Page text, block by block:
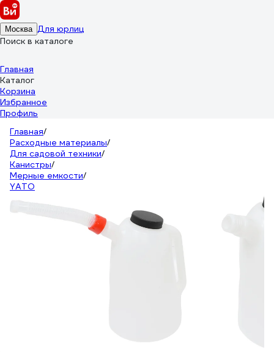
Москва Для юрлиц
Поиск в каталоге
Главная
Каталог
Корзина
Избранное
Профиль
Главная/
Расходные материалы/
Для садовой техники/
Канистры/
Мерные емкости/
YATO